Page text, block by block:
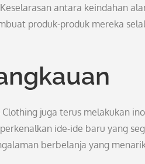
antara keindahan
produk-produk mereka
juga terus melakukan
ide-ide baru yang
berbelanja yang